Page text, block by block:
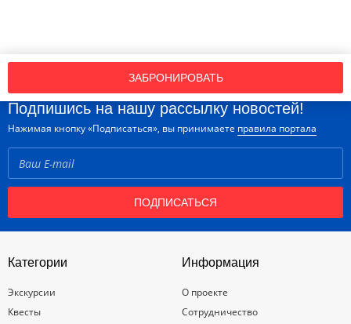
ЗАБРОНИРОВАТЬ
Подпишись на нашу рассылку новостей!
Нажимая кнопку «Подписаться», вы принимаете правила портала
ПОДПИСАТЬСЯ
Категории
Экскурсии
Квесты
Информация
О проекте
Сотрудничество